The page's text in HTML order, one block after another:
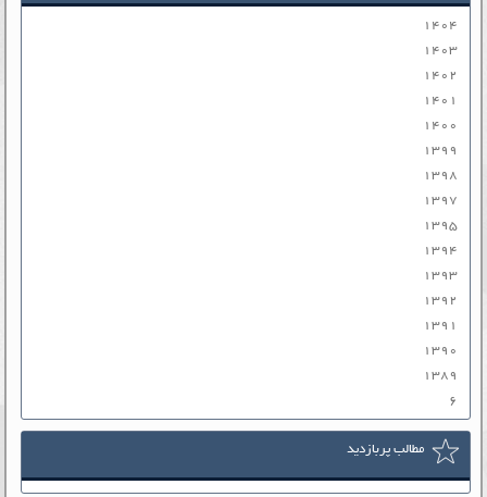
۱۴۰۴
۱۴۰۳
۱۴۰۲
۱۴۰۱
۱۴۰۰
۱۳۹۹
۱۳۹۸
۱۳۹۷
۱۳۹۵
۱۳۹۴
۱۳۹۳
۱۳۹۲
۱۳۹۱
۱۳۹۰
۱۳۸۹
۶
مطالب پربازدید